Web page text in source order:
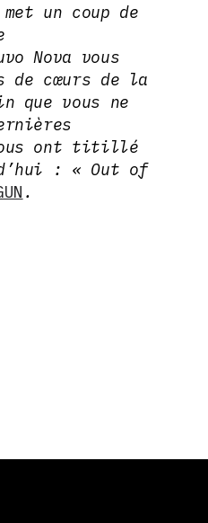
un coup de
Nova vous
de cœurs de la
que vous ne
ont titillé
: « Out of
.